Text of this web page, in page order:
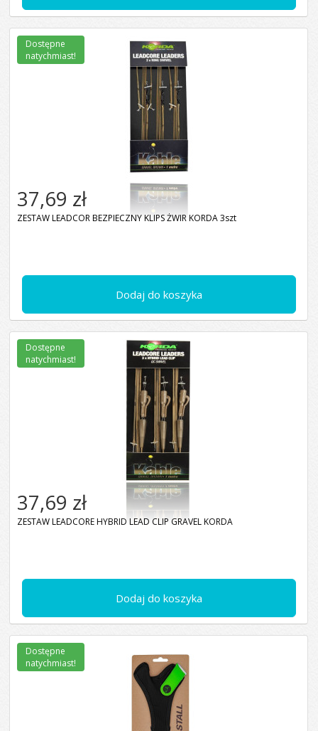
Dodaj do koszyka
37,69 zł
ZESTAW LEADCOR BEZPIECZNY KLIPS ŻWIR KORDA 3szt
Dostępne
natychmiast!
Dodaj do koszyka
37,69 zł
ZESTAW LEADCORE HYBRID LEAD CLIP GRAVEL KORDA
Dostępne
natychmiast!
Dostępne
natychmiast!